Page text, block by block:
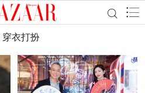
穿衣打扮